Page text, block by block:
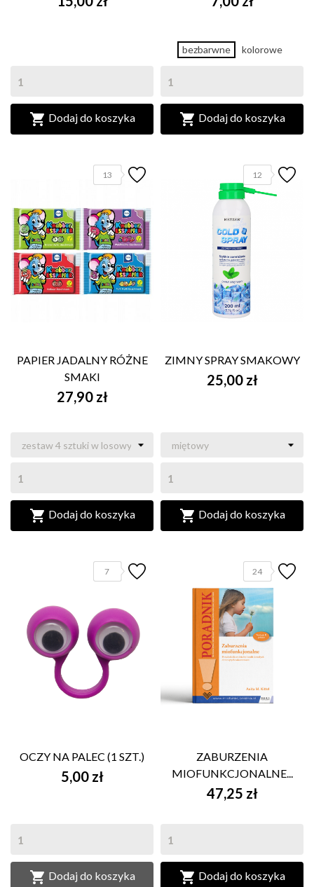
 Dodaj do koszyka
bezbarwne kolorowe
 Dodaj do koszyka
13
PAPIER JADALNY RÓŻNE
SMAKI
27,90 zł
 Dodaj do koszyka
12
ZIMNY SPRAY SMAKOWY
25,00 zł
 Dodaj do koszyka
7
OCZY NA PALEC (1 SZT.)
5,00 zł
 Dodaj do koszyka
24
ZABURZENIA
MIOFUNKCJONALNE...
47,25 zł
 Dodaj do koszyka